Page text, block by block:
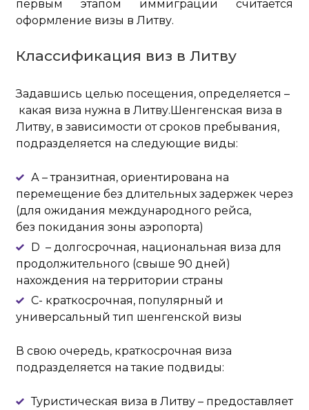
первым этапом иммиграции считается
оформление визы в Литву.
Классификация виз в Литву
Задавшись целью посещения, определяется –
какая виза нужна в Литву.Шенгенская виза в
Литву, в зависимости от сроков пребывания,
подразделяется на следующие виды:
А – транзитная, ориентирована на
перемещение без длительных задержек через
(для ожидания международного рейса,
без покидания зоны аэропорта)
D – долгосрочная, национальная виза для
продолжительного (свыше 90 дней)
нахождения на территории страны
С- краткосрочная, популярный и
универсальный тип шенгенской визы
В свою очередь, краткосрочная виза
подразделяется на такие подвиды:
Туристическая виза в Литву – предоставляет